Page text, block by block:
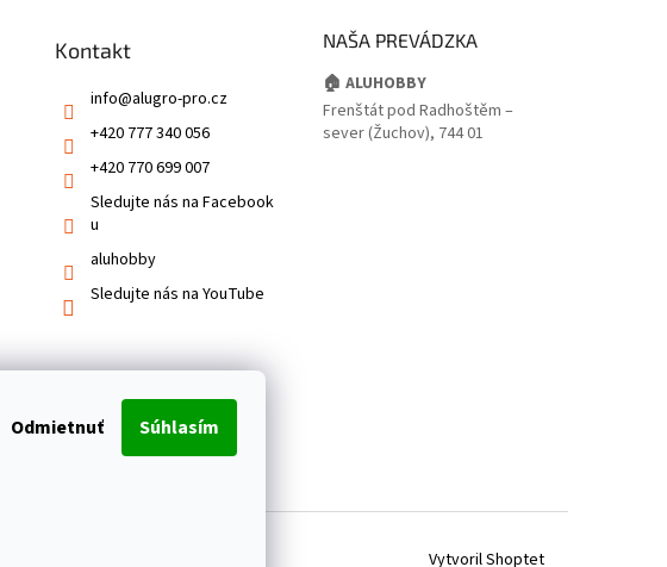
Odmietnuť Súhlasím
Kontakt
info@alugro-pro.cz
+420 777 340 056
+420 770 699 007
Sledujte nás na Facebook
u
aluhobby
Sledujte nás na YouTube
NAŠA PREVÁDZKA
🏠 ALUHOBBY
Frenštát pod Radhoštěm –
sever (Žuchov), 744 01
Vytvoril Shoptet